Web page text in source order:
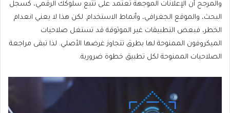
والمرجح أن الإعلانات الموجهة تعتمد على تتبع سلوكك الرقمي، كسجل
البحث، والموقع الجغرافي، وأنماط الاستخدام. لكن هذا لا يعني انعدام
الخطر، فبعض التطبيقات غير الموثوقة قد تستغل صلاحيات
الميكروفون الممنوحة لها بطرق تتجاوز غرضها الأصلي. لذا تبقى مراجعة
الصلاحيات الممنوحة لكل تطبيق خطوة ضرورية.